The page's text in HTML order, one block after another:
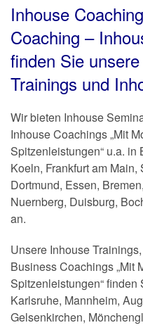
Inhouse
Coaching –
finden Sie
Trainings und
Wir bieten Inhouse
Inhouse Coachings „Mit
Spitzenleistungen“ u.a. in
Koeln, Frankfurt am Main,
Dortmund, Essen,
Nuernberg, Duisburg,
an.
Unsere Inhouse
Business Coachings „Mit
Spitzenleistungen“ finden
Karlsruhe, Mannheim,
Gelsenkirchen,